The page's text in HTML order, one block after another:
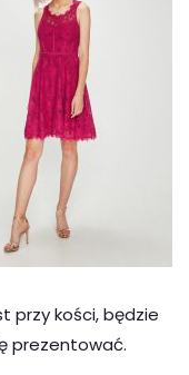
przy kości, będzie
prezentować.